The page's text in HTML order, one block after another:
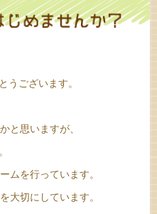
うございます。
と思いますが、
ムを行っています。
大切にしています。